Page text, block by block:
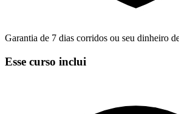
Garantia de 7 dias corridos ou seu dinheiro
Esse curso inclui